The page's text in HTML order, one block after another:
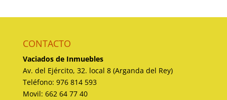
CONTACTO
Vaciados de Inmuebles
Av. del Ejército, 32. local 8 (Arganda del Rey)
Teléfono: 976 814 593
Movil: 662 64 77 40